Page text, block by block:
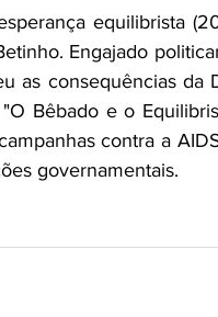
equilibrista
Engajado
as consequências da
Bêbado e o
contra a
governamentais.